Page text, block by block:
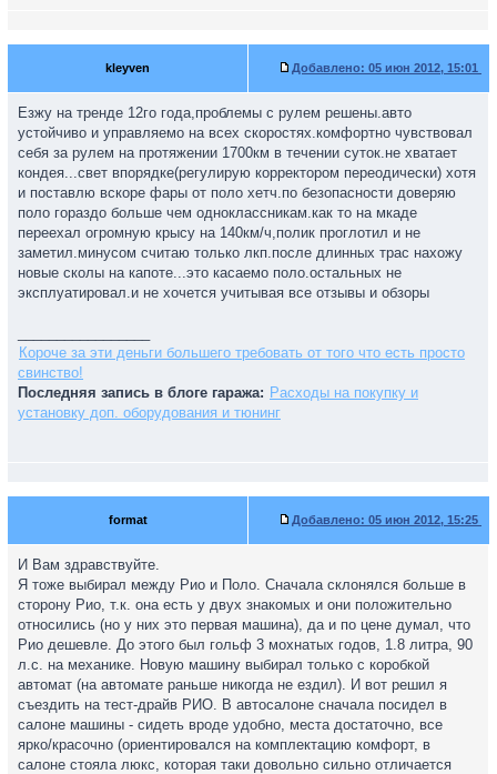
kleyven Добавлено: 05 июн 2012, 15:01
Езжу на тренде 12го года,проблемы с рулем решены.авто
устойчиво и управляемо на всех скоростях.комфортно чувствовал
себя за рулем на протяжении 1700км в течении суток.не хватает
кондея...свет впорядке(регулирую корректором переодически) хотя
и поставлю вскоре фары от поло хетч.по безопасности доверяю
поло гораздо больше чем одноклассникам.как то на мкаде
переехал огромную крысу на 140км/ч,полик проглотил и не
заметил.минусом считаю только лкп.после длинных трас нахожу
новые сколы на капоте...это касаемо поло.остальных не
эксплуатировал.и не хочется учитывая все отзывы и обзоры
Короче за эти деньги большего требовать от того что есть просто
свинство!
Последняя запись в блоге гаража: Расходы на покупку и
установку доп. оборудования и тюнинг
format Добавлено: 05 июн 2012, 15:25
И Вам здравствуйте.
Я тоже выбирал между Рио и Поло. Сначала склонялся больше в
сторону Рио, т.к. она есть у двух знакомых и они положительно
относились (но у них это первая машина), да и по цене думал, что
Рио дешевле. До этого был гольф 3 мохнатых годов, 1.8 литра, 90
л.с. на механике. Новую машину выбирал только с коробкой
автомат (на автомате раньше никогда не ездил). И вот решил я
съездить на тест-драйв РИО. В автосалоне сначала посидел в
салоне машины - сидеть вроде удобно, места достаточно, все
ярко/красочно (ориентировался на комплектацию комфорт, в
салоне стояла люкс, которая таки довольно сильно отличается